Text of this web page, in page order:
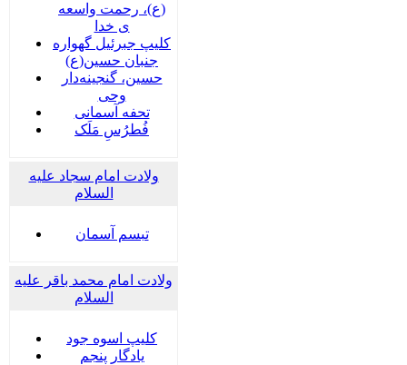
(ع)، رحمت واسعه
ی خدا
کلیپ جبرئیل گهواره
جنبان حسین(ع)
حسین، گنجینه‌دار
وحی
تحفه آسمانی
فُطرُسِ مَلَک
ولادت امام سجاد علیه
السلام
تبسم آسمان
ولادت امام محمد باقر علیه
السلام
کلیپ اسوه جود
یادگار پنجم